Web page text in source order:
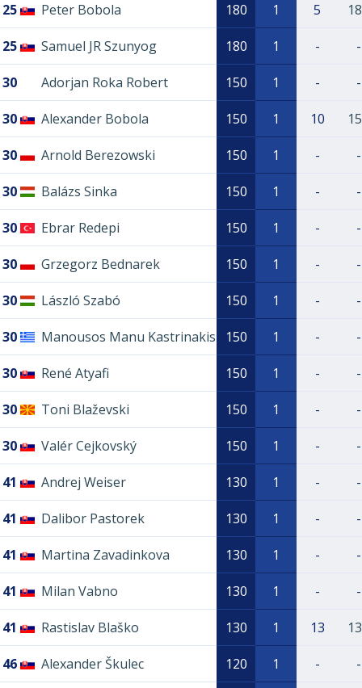
25 Peter Bobola 180 1 5
25 Samuel JR Szunyog 180 1 - -
30 Adorjan Roka Robert 150 1 - -
30 Alexander Bobola 150 1 10
30 Arnold Berezowski 150 1 - -
30 Balázs Sinka 150 1 - -
30 Ebrar Redepi 150 1 - -
30 Grzegorz Bednarek 150 1 - -
30 László Szabó 150 1 - -
30 Manousos Manu Kastrinakis 150 1 - -
30 René Atyafi 150 1 - -
30 Toni Blaževski 150 1 - -
30 Valér Cejkovský 150 1 - -
41 Andrej Weiser 130 1 - -
41 Dalibor Pastorek 130 1 - -
41 Martina Zavadinkova 130 1 - -
41 Milan Vabno 130 1 - -
41 Rastislav Blaško 130 1 13
46 Alexander Škulec 120 1 - -